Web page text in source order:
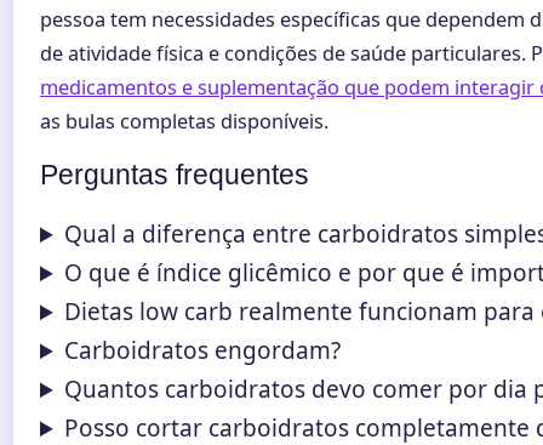
pessoa tem necessidades específicas que dependem
de atividade física e condições de saúde particulares.
medicamentos e suplementação que podem
as bulas completas disponíveis.
Perguntas frequentes
Qual a diferença entre carboidratos
O que é índice glicêmico e por que é
Dietas low carb realmente funcionam para
Carboidratos engordam?
Quantos carboidratos devo comer por dia
Posso cortar carboidratos completamente